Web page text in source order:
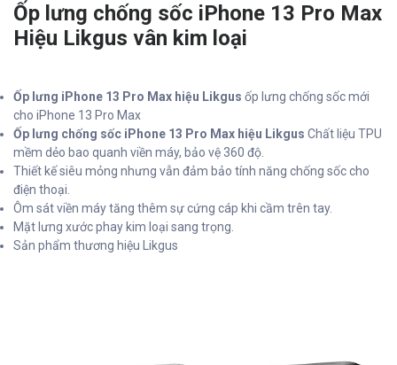
Ốp lưng chống sốc iPhone 13 Pro Max
Hiệu Likgus vân kim loại
Ốp lưng iPhone 13 Pro Max hiệu Likgus ốp lưng chống sốc mới
cho iPhone 13 Pro Max
Ốp lưng chống sốc iPhone 13 Pro Max hiệu Likgus Chất liệu TPU
mềm dẻo bao quanh viền máy, bảo vệ 360 độ.
Thiết kế siêu mỏng nhưng vẫn đảm bảo tính năng chống sốc cho
điện thoại.
Ôm sát viền máy tăng thêm sự cứng cáp khi cầm trên tay.
Mặt lưng xước phay kim loại sang trọng.
Sản phẩm thương hiệu Likgus